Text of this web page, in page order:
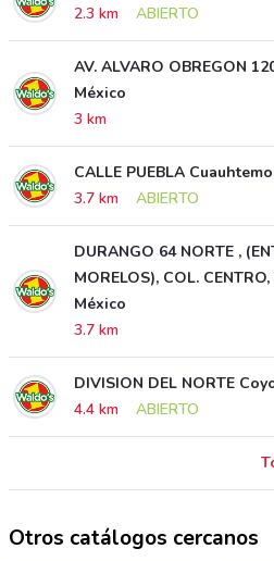
2.3 km ABIERTO
AV. ALVARO OBREGON
México
3 km
CALLE PUEBLA
3.7 km
ABIERTO
DURANGO 64 NORTE ,
MORELOS), COL.
México
3.7 km
DIVISION DEL NORTE
4.4 km
ABIERTO
Otros catálogos cercanos